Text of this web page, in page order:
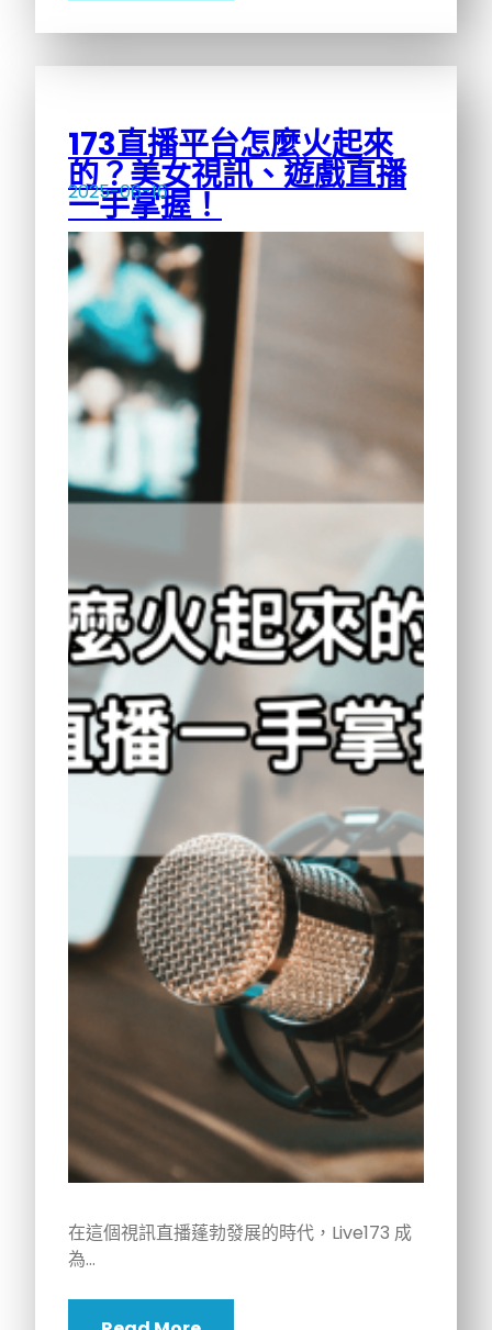
173直播平台怎麼火起來
的？美女視訊、遊戲直播
一手掌握！
2025-06-16
在這個視訊直播蓬勃發展的時代，Live173 成
為…